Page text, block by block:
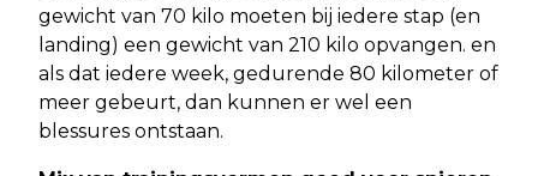
gewicht van 70 kilo moeten bij iedere stap (en
landing) een gewicht van 210 kilo opvangen. en
als dat iedere week, gedurende 80 kilometer of
meer gebeurt, dan kunnen er wel een
blessures ontstaan.